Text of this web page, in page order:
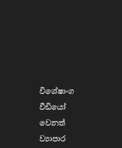
විශේෂාංග
වීඩියෝ
වෙනත්
ව්‍යාපාර